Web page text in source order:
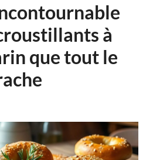
à
que tout le